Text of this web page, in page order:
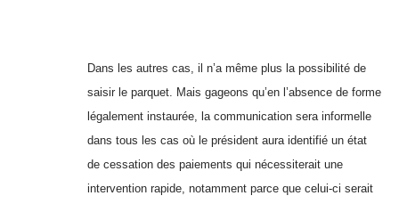
Dans les autres cas, il n’a même plus la possibilité de
saisir le parquet. Mais gageons qu’en l’absence de forme
légalement instaurée, la communication sera informelle
dans tous les cas où le président aura identifié un état
de cessation des paiements qui nécessiterait une
intervention rapide, notamment parce que celui-ci serait